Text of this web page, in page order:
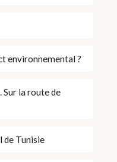
environnemental ?
Sur la route de
de Tunisie